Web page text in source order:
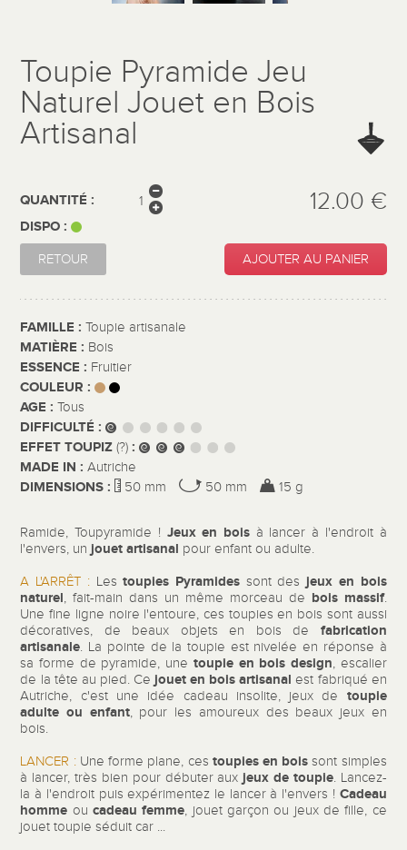
Toupie Pyramide Jeu
Naturel Jouet en Bois
Artisanal
QUANTITÉ :
DISPO :
12.00 €
RETOUR AJOUTER AU PANIER
FAMILLE :Toupie artisanale
MATIÈRE : Bois
ESSENCE : Fruitier
COULEUR :
AGE :Tous
DIFFICULTÉ :
EFFET TOUPIZ(?) :
MADE IN :Autriche
DIMENSIONS : 50 mm 50 mm 15 g
Ramide, Toupyramide !Jeux en bois à lancer à l'endroit à
l'envers, un jouet artisanal pour enfant ou adulte.
A L'ARRÊT :Lestoupies Pyramides sont desjeux en bois
naturel, fait-main dans un même morceau de bois massif.
Une fine ligne noire l'entoure, ces toupies en bois sont aussi
décoratives, de beaux objets en bois de fabrication
artisanale. La pointe de la toupie est nivelée en réponse à
sa forme de pyramide, une toupie en bois design, escalier
de la tête au pied. Ce jouet en bois artisanal est fabriqué en
Autriche, c'est une idée cadeau insolite, jeux de
toupie
adulte ou enfant, pour les amoureux des beaux jeux en
bois.
LANCER :Une forme plane, ces toupies en bois sont simples
à lancer, très bien pour débuter auxjeux de toupie. Lancez-
la à l'endroit puis expérimentez le lancer à l'envers ! Cadeau
homme ou cadeau femme, jouet garçon ou jeux de fille, ce
jouet toupie séduit car ...